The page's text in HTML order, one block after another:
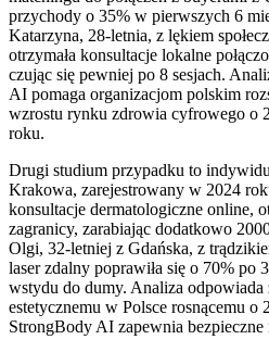
przychody o 35% w pierwszych 6
Katarzyna, 28-letnia, z lękiem
otrzymała konsultacje lokalne
czując się pewniej po 8 sesjach.
AI pomaga organizacjom polskim
wzrostu rynku zdrowia cyfrowego o
roku.
Drugi studium przypadku to
Krakowa, zarejestrowany w 2024
konsultacje dermatologiczne online,
zagranicy, zarabiając dodatkowo
Olgi, 32-letniej z Gdańska, z
laser zdalny poprawiła się o 70% po
wstydu do dumy. Analiza odpowiada
estetycznemu w Polsce rosnącemu o
StrongBody AI zapewnia bezpieczne